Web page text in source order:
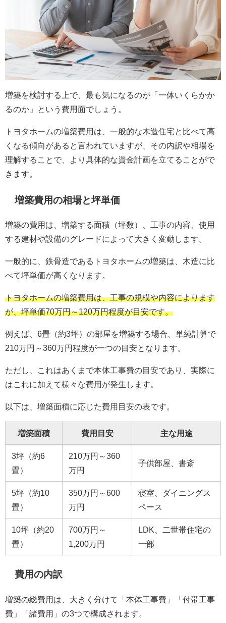
増築を検討する上で、最も気になるのが「一体いくらかか
るのか」という費用面でしょう。
トヨタホームの増築費用は、一般的な木造住宅と比べて高
くなる傾向があると言われていますが、その内訳や相場を
理解することで、より具体的な資金計画を立てることがで
きます。
増築費用の相場と坪単価
増築の費用は、増築する面積（坪数）、工事の内容、使用
する建材や設備のグレードによって大きく変動します。
一般的に、鉄骨造であるトヨタホームの増築は、木造に比
べて坪単価が高くなります。
トヨタホームの増築費用は、工事の規模や内容によります
が、坪単価70万円～120万円程度が目安です。
例えば、6畳（約3坪）の部屋を増築する場合、単純計算で
210万円～360万円程度が一つの目安となります。
ただし、これはあくまで本体工事費の目安であり、実際に
はこれに加えて様々な費用が発生します。
以下は、増築面積に応じた費用目安の表です。
増築面積 費用目安 主な用途
3坪（約6
畳）
210万円～360
万円
子供部屋、書斎
5坪（約10
畳）
350万円～600
万円
寝室、ダイニングス
ペース
10坪（約20
畳）
700万円～
1,200万円
LDK、二世帯住宅の
一部
費用の内訳
増築の総費用は、大きく分けて「本体工事費」「付帯工事
費」「諸費用」の3つで構成されます。